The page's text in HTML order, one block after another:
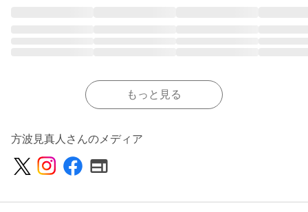
もっと見る
方波見真人さんのメディア